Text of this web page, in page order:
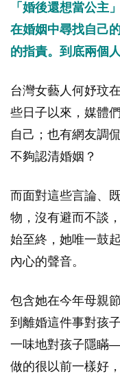
「婚後還想當公主
在婚姻中尋找自己
的指責。到底兩個
台灣女藝人何妤玟
些日子以來，媒體
自己；也有網友調
不夠認清婚姻？
而面對這些言論、
物，沒有避而不談
始至終，她唯一鼓
內心的聲音。
包含她在今年母親
到離婚這件事對孩
一味地對孩子隱瞞
做的很以前一樣好